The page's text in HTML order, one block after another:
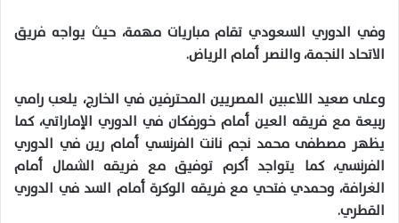
وفي الدوري السعودي تقام مباريات مهمة، حيث يواجه فريق
الاتحاد النجمة، والنصر أمام الرياض.
وعلى صعيد اللاعبين المصريين المحترفين في الخارج، يلعب رامي
ربيعة مع فريقه العين أمام خورفكان في الدوري الإماراتي، كما
يظهر مصطفى محمد نجم نانت الفرنسي أمام رين في الدوري
الفرنسي، كما يتواجد أكرم توفيق مع فريقه الشمال أمام
الغرافة، وحمدي فتحي مع فريقه الوكرة أمام السد في الدوري
القطري.